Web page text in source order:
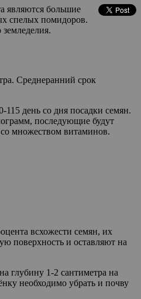
являются большие
спелых помидоров.
Среднеранний срок
день со дня посадки семян.
последующие будут
множеством витаминов.
всхожести семян, их
поверхность и оставляют на
глубину 1-2 сантиметра на
необходимо убрать и почву